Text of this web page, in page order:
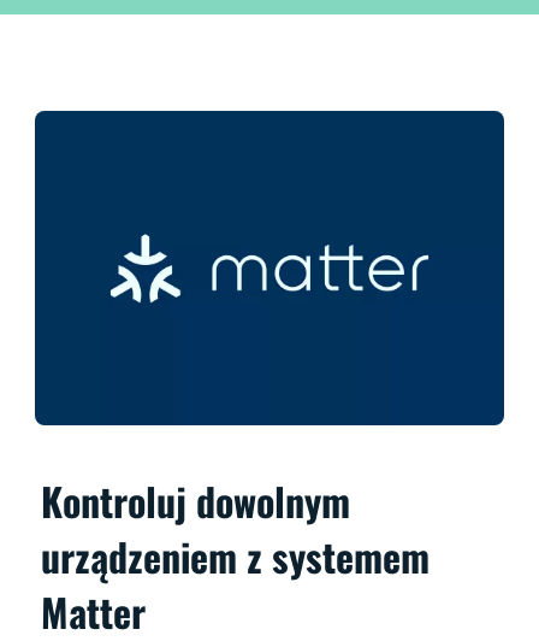
Kontroluj dowolnym
urządzeniem z systemem
Matter